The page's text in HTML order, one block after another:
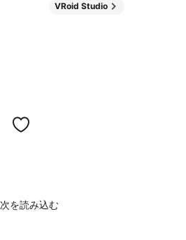
VRoid Studio
次を読み込む